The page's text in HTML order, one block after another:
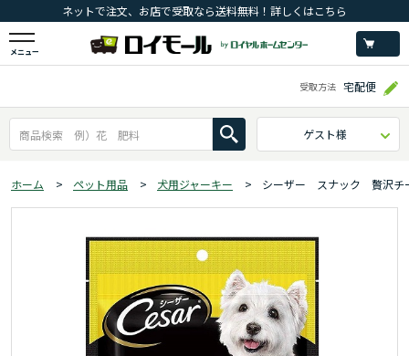
ネットで注文、お店で受取なら送料無料！詳しくはこちら
メニュー
受取方法 宅配便
ゲスト様
ホーム > ペット用品 > 犬用ジャーキー > シーザー スナック 贅沢チ